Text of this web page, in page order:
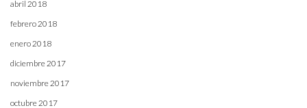
abril 2018
febrero 2018
enero 2018
diciembre 2017
noviembre 2017
octubre 2017